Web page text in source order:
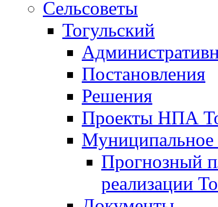
Сельсоветы
Тогульский
Постановления
Решения
Проекты НПА
Прогнозный
реализации